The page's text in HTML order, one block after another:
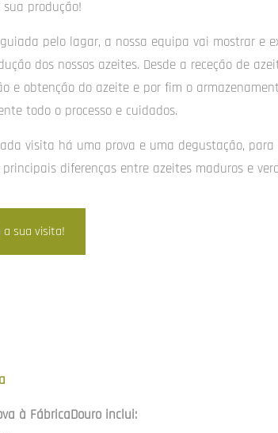
produção!
pelo lagar, a nossa equipa vai mostrar e
dos nossos azeites. Desde a receção de
e obtenção do azeite e por fim o
todo o processo e cuidados.
visita há uma prova e uma degustação, para
diferenças entre azeites maduros e
a sua visita!
à FábricaDouro inclui: